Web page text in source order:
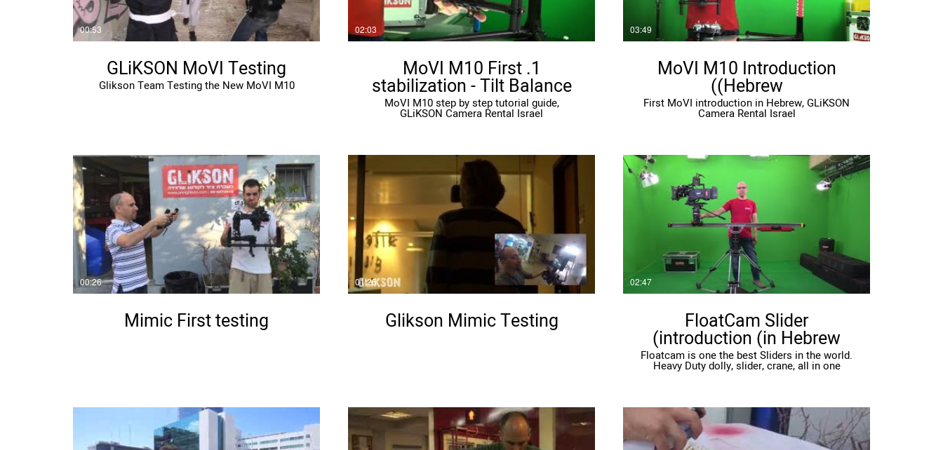
03:49
MoVI M10 Introduction
(Hebrew)
First MoVI introduction in Hebrew, GLiKSON
Camera Rental Israel
02:03
1. MoVI M10 First
stabilization - Tilt Balance
MoVI M10 step by step tutorial guide,
GLiKSON Camera Rental Israel
00:53
GLiKSON MoVI Testing
Glikson Team Testing the New MoVI M10
02:47
FloatCam Slider
introduction (in Hebrew)
Floatcam is one the best Sliders in the world.
Heavy Duty dolly, slider, crane, all in one
machine.
01:25
Glikson Mimic Testing
00:26
Mimic First testing